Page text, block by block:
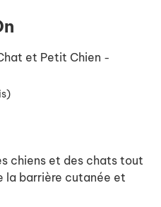
et Petit Chien -
chiens et des chats tout
la barrière cutanée et